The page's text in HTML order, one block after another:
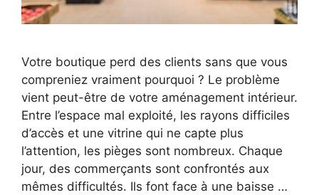
Votre boutique perd des clients sans que vous
compreniez vraiment pourquoi ? Le problème
vient peut-être de votre aménagement intérieur.
Entre l’espace mal exploité, les rayons difficiles
d’accès et une vitrine qui ne capte plus
l’attention, les pièges sont nombreux. Chaque
jour, des commerçants sont confrontés aux
mêmes difficultés. Ils font face à une baisse …